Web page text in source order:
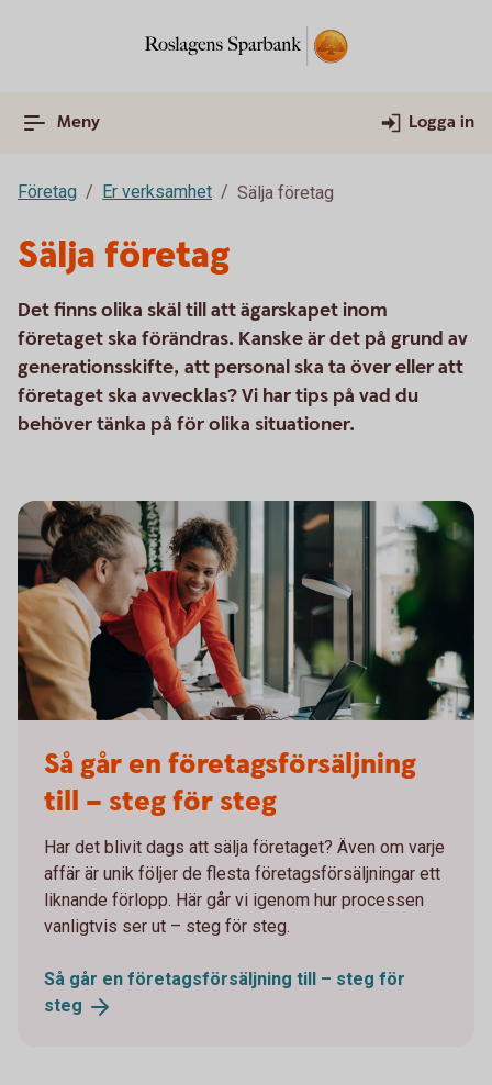
Meny Logga in
Företag Er verksamhet Sälja företag
Sälja företag
Det finns olika skäl till att ägarskapet inom
företaget ska förändras. Kanske är det på grund av
generationsskifte, att personal ska ta över eller att
företaget ska avvecklas? Vi har tips på vad du
behöver tänka på för olika situationer.
Så går en företagsförsäljning
till – steg för steg
Har det blivit dags att sälja företaget? Även om varje
affär är unik följer de flesta företagsförsäljningar ett
liknande förlopp. Här går vi igenom hur processen
vanligtvis ser ut – steg för steg.
Så går en företagsförsäljning till – steg för
steg